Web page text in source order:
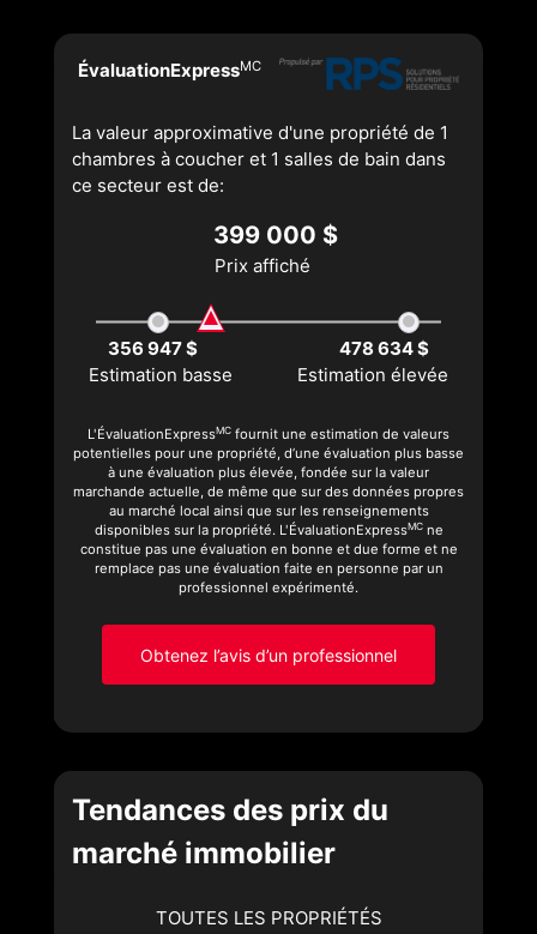
ÉvaluationExpressMC
La valeur approximative d'une propriété de 1
chambres à coucher et 1 salles de bain dans
ce secteur est de:
399 000 $
Prix affiché
356 947 $
478 634 $
Estimation basse
Estimation élevée
L'ÉvaluationExpressMC fournit une estimation de valeurs
potentielles pour une propriété, d’une évaluation plus basse
à une évaluation plus élevée, fondée sur la valeur
marchande actuelle, de même que sur des données propres
au marché local ainsi que sur les renseignements
disponibles sur la propriété. L'ÉvaluationExpressMCne
constitue pas une évaluation en bonne et due forme et ne
remplace pas une évaluation faite en personne par un
professionnel expérimenté.
Obtenez l’avis d’un professionnel
Tendances des prix du
marché immobilier
TOUTES LES PROPRIÉTÉS